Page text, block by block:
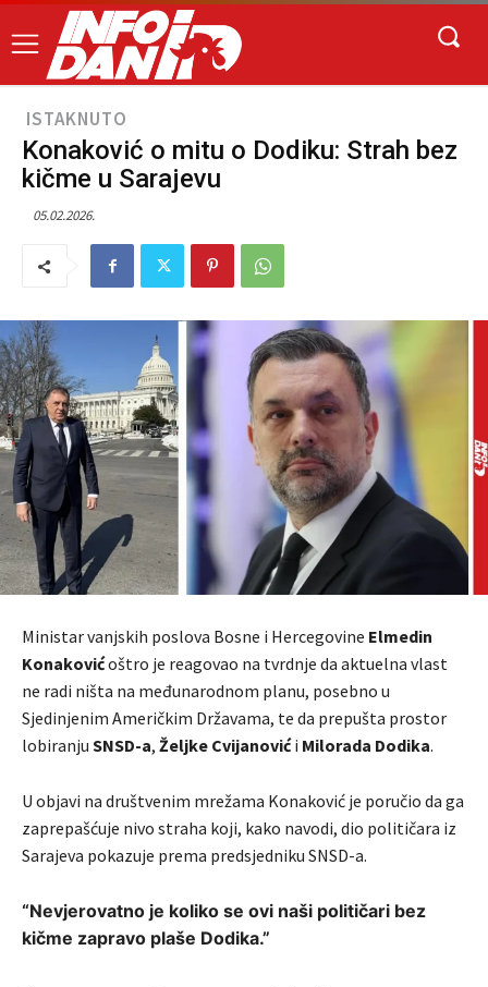
ISTAKNUTO
Konaković o mitu o Dodiku: Strah bez
kičme u Sarajevu
05.02.2026.
Ministar vanjskih poslova Bosne i Hercegovine Elmedin
Konakovićoštro je reagovao na tvrdnje da aktuelna vlast
ne radi ništa na međunarodnom planu, posebno u
Sjedinjenim Američkim Državama, te da prepušta prostor
lobiranju SNSD-a, Željke Cvijanovići Milorada Dodika.
U objavi na društvenim mrežama Konaković je poručio da ga
zaprepašćuje nivo straha koji, kako navodi, dio političara iz
Sarajeva pokazuje prema predsjedniku SNSD-a.
“Nevjerovatno je koliko se ovi naši političari bez
kičme zapravo plaše Dodika.”